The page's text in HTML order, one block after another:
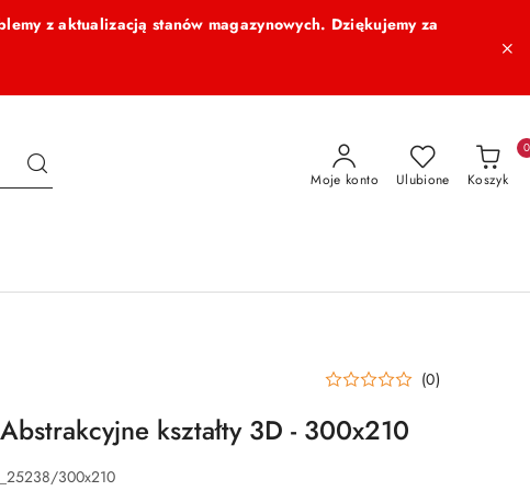
z aktualizacją stanów magazynowych. Dziękujemy za
Moje konto Ulubione Koszyk
0
(0)
kształty 3D - 300x210
300x210